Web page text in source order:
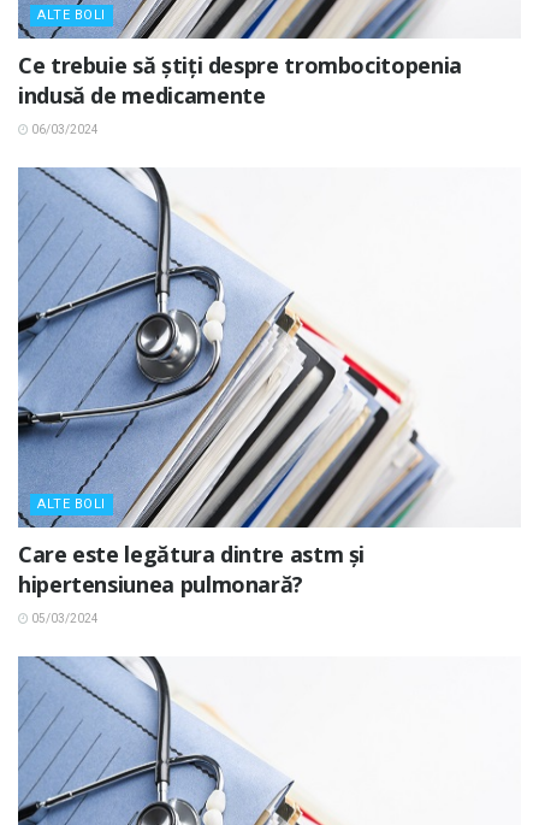
ALTE BOLI
Ce trebuie să știți despre trombocitopenia
indusă de medicamente
06/03/2024
ALTE BOLI
Care este legătura dintre astm și
hipertensiunea pulmonară?
05/03/2024